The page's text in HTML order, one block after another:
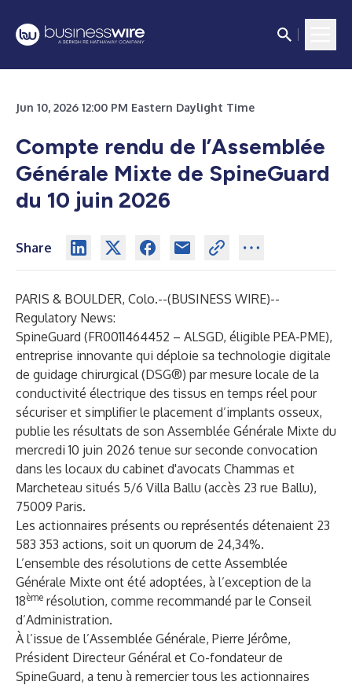
Jun 10, 2026 12:00 PM Eastern Daylight Time
Compte rendu de l’Assemblée
Générale Mixte de SpineGuard
du 10 juin 2026
Share
PARIS & BOULDER, Colo.--(BUSINESS WIRE)--
Regulatory News:
SpineGuard (FR0011464452 – ALSGD, éligible PEA-PME),
entreprise innovante qui déploie sa technologie digitale
de guidage chirurgical (DSG®) par mesure locale de la
conductivité électrique des tissus en temps réel pour
sécuriser et simplifier le placement d’implants osseux,
publie les résultats de son Assemblée Générale Mixte du
mercredi 10 juin 2026 tenue sur seconde convocation
dans les locaux du cabinet d'avocats Chammas et
Marcheteau situés 5/6 Villa Ballu (accès 23 rue Ballu),
75009 Paris.
Les actionnaires présents ou représentés détenaient 23
583 353 actions, soit un quorum de 24,34%.
L’ensemble des résolutions de cette Assemblée
Générale Mixte ont été adoptées, à l’exception de la
18ème résolution, comme recommandé par le Conseil
d’Administration.
À l’issue de l’Assemblée Générale, Pierre Jérôme,
Président Directeur Général et Co-fondateur de
SpineGuard, a tenu à remercier tous les actionnaires